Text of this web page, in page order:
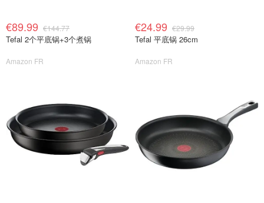
€89.99 €144.77
Tefal 2个平底锅+3个煮锅
Amazon FR
€24.99 €29.99
Tefal 平底锅 26cm
Amazon FR